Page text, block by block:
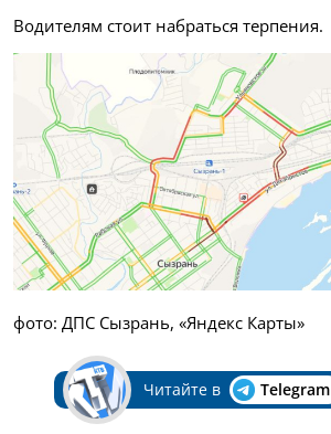
Водителям стоит набраться терпения.
фото: ДПС Сызрань, «Яндекс Карты»
Читайте в Telegram